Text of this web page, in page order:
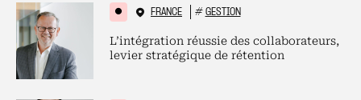
FRANCE # GESTION
L’intégration réussie des collaborateurs,
levier stratégique de rétention